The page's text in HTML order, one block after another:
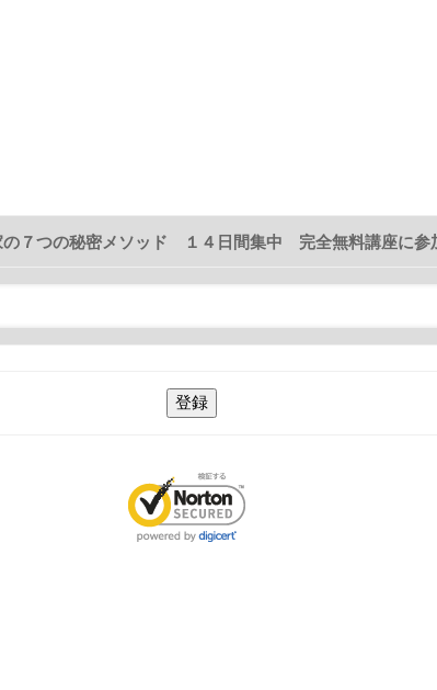
の７つの秘密メソッド １４日間集中 完全無料講座に参